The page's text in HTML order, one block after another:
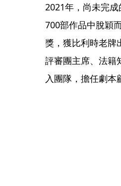
2021年，尚未完
700部作品中脫穎
獎，獲比利時老牌
評審團主席、法籍
入團隊，擔任劇本